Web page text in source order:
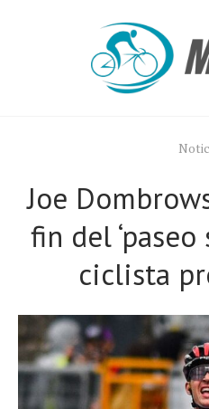
Joe
fin del ‘paseo
ciclista